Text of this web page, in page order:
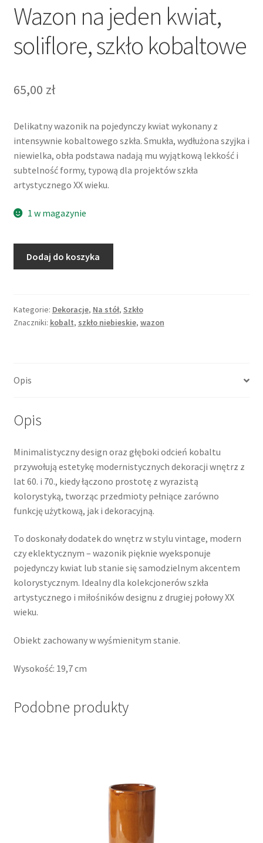
Wazon na jeden kwiat,
soliflore, szkło kobaltowe
65,00 zł
Delikatny wazonik na pojedynczy kwiat wykonany z
intensywnie kobaltowego szkła. Smukła, wydłużona szyjka i
niewielka, obła podstawa nadają mu wyjątkową lekkość i
subtelność formy, typową dla projektów szkła
artystycznego XX wieku.
1 w magazynie
kwiat,
soliflore,
Dodaj do koszyka
Kategorie: Dekoracje, Na stół, Szkło
Znaczniki: kobalt, szkło niebieskie, wazon
Opis
Opis
Minimalistyczny design oraz głęboki odcień kobaltu
przywołują estetykę modernistycznych dekoracji wnętrz z
lat 60. i 70., kiedy łączono prostotę z wyrazistą
kolorystyką, tworząc przedmioty pełniące zarówno
funkcję użytkową, jak i dekoracyjną.
To doskonały dodatek do wnętrz w stylu vintage, modern
czy eklektycznym – wazonik pięknie wyeksponuje
pojedynczy kwiat lub stanie się samodzielnym akcentem
kolorystycznym. Idealny dla kolekcjonerów szkła
artystycznego i miłośników designu z drugiej połowy XX
wieku.
Obiekt zachowany w wyśmienitym stanie.
Wysokość: 19,7 cm
Podobne produkty